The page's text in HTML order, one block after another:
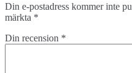
Din e-postadress kommer inte
märkta *
Din recension *